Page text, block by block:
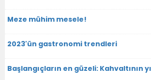
Meze mühim mesele!
2023'ün gastronomi trendleri
Başlangıçların en güzeli: Kahvaltının